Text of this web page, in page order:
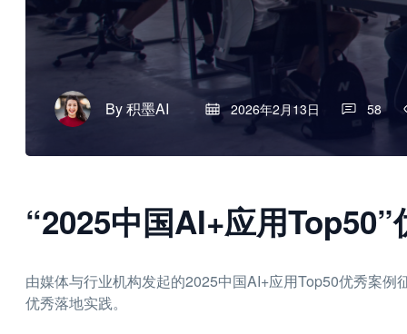
By积墨AI 2026年2月13日 58
“2025中国AI+应用
由媒体与行业机构发起的2025中国AI+应用Top50优秀案
优秀落地实践。